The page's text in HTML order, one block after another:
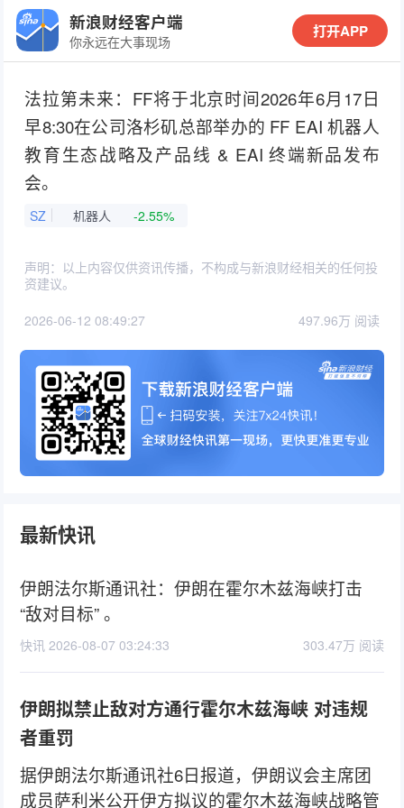
新浪财经客户端
你永远在大事现场
打开APP
法拉第未来：FF将于北京时间2026年6月17日
早8:30在公司洛杉矶总部举办的 FF EAI 机器人
教育生态战略及产品线 & EAI 终端新品发布
会。
SZ 机器人 -2.55%
声明：以上内容仅供资讯传播，不构成与新浪财经相关的任何投
资建议。
2026-06-12 08:49:27 497.96万 阅读
最新快讯
伊朗法尔斯通讯社：伊朗在霍尔木兹海峡打击
“敌对目标” 。
快讯 2026-08-07 03:24:33 303.47万 阅读
伊朗拟禁止敌对方通行霍尔木兹海峡 对违规
者重罚
据伊朗法尔斯通讯社6日报道，伊朗议会主席团
成员萨利米公开伊方拟议的霍尔木兹海峡战略管